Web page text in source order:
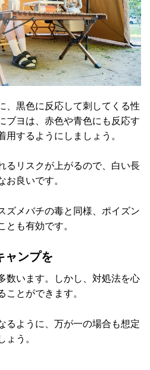
、黒色に反応して刺してくる性
ブヨは、赤色や青色にも反応す
するようにしましょう。
るリスクが上がるので、白い長
良いです。
ズメバチの毒と同様、ポイズン
も有効です。
ャンプを
数います。しかし、対処法を心
とができます。
るように、万が一の場合も想定
う。